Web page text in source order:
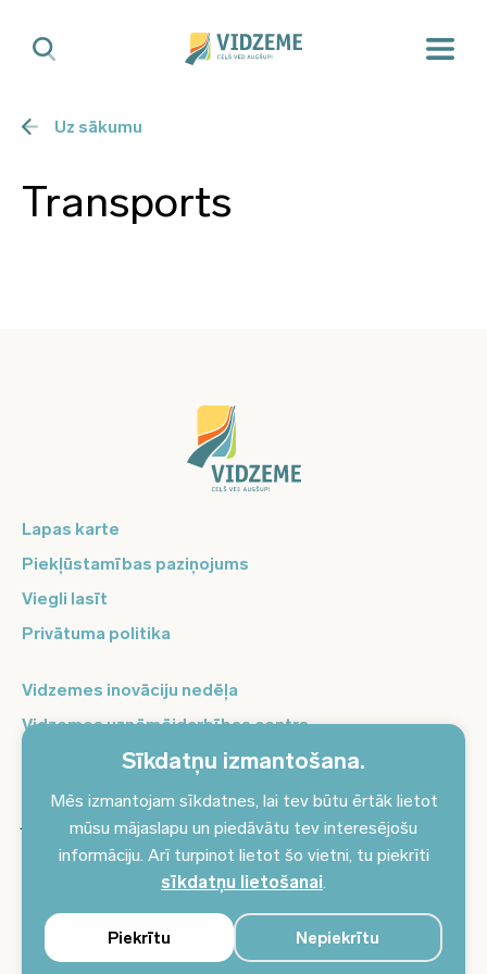
Sīkdatņu izmantošana.
Mēs izmantojam sīkdatnes, lai tev būtu ērtāk lietot
mūsu mājaslapu un piedāvātu tev interesējošu
informāciju. Arī turpinot lietot šo vietni, tu piekrīti
sīkdatņu lietošanai.
Nepiekrītu
Piekrītu
Uz sākumu
Transports
Lapas karte
Piekļūstamības paziņojums
Viegli lasīt
Privātuma politika
Vidzemes inovāciju nedēļa
Vidzemes uzņēmējdarbības centrs
Balso Vidzeme
Pierakstieties jaunumiem un saņemiet aktuālākos
jaunumus savā e-pastā!
Pieteikties jaunumiem